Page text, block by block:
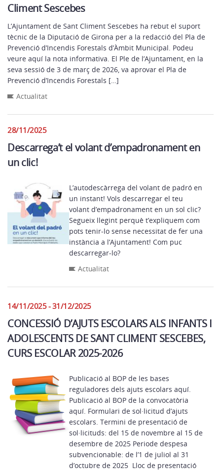
Climent Sescebes
L’Ajuntament de Sant Climent Sescebes ha rebut el suport
tècnic de la Diputació de Girona per a la redacció del Pla de
Prevenció d’Incendis Forestals d’Àmbit Municipal. Podeu
veure aquí la nota informativa. El Ple de l’Ajuntament, en la
seva sessió de 3 de març de 2026, va aprovar el Pla de
Prevenció d’Incendis Forestals […]
Actualitat
28/11/2025
Descarrega’t el volant d’empadronament en
un clic!
L’autodescàrrega del volant de padró en
un instant! Vols descarregar el teu
volant d’empadronament en un sol clic?
Segueix llegint perquè t’expliquem com
pots tenir-lo sense necessitat de fer una
instància a l’Ajuntament! Com puc
descarregar-lo?
Actualitat
14/11/2025 - 31/12/2025
CONCESSIÓ D’AJUTS ESCOLARS ALS INFANTS I
ADOLESCENTS DE SANT CLIMENT SESCEBES,
CURS ESCOLAR 2025-2026
Publicació al BOP de les bases
reguladores dels ajuts escolars aquí.
Publicació al BOP de la convocatòria
aquí. Formulari de sol·licitud d’ajuts
escolars. Termini de presentació de
sol·licituds: del 15 de novembre al 15 de
desembre de 2025 Periode despesa
subvencionable: de l’1 de juliol al 31
d’octubre de 2025 Lloc de presentació